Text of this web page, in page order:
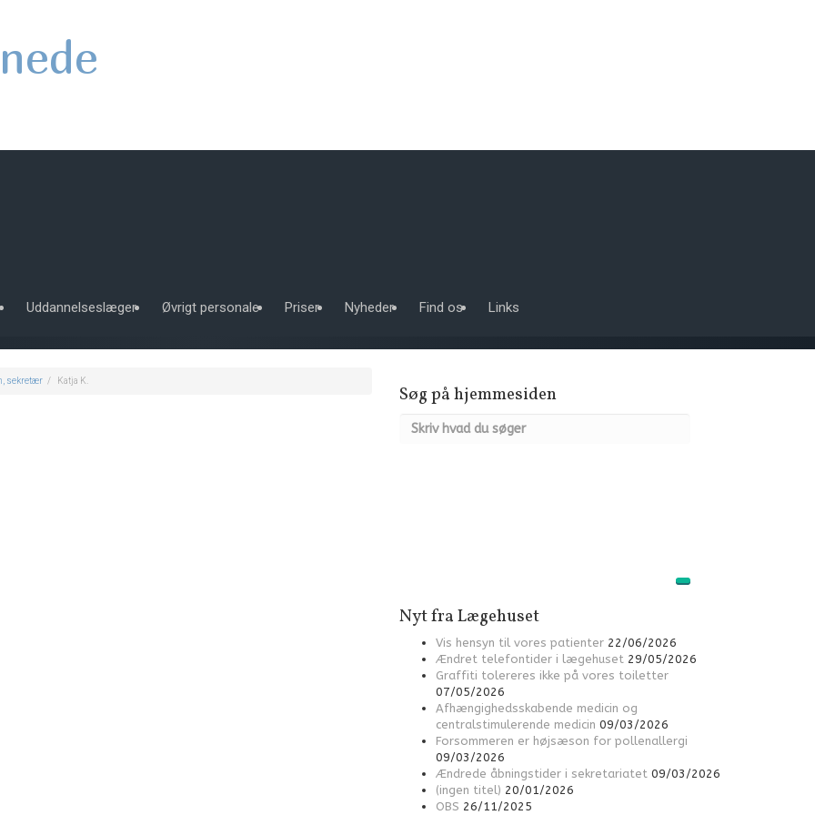
Uddannelseslæger Øvrigt personale Priser Nyheder Find os Links
sekretær Katja K.
Søg på hjemmesiden
Nyt fra Lægehuset
Vis hensyn til vores patienter 22/06/2026
Ændret telefontider i lægehuset 29/05/2026
Graffiti tolereres ikke på vores toiletter
07/05/2026
Afhængighedsskabende medicin og
centralstimulerende medicin 09/03/2026
Forsommeren er højsæson for pollenallergi
09/03/2026
Ændrede åbningstider i sekretariatet 09/03/2026
(ingen titel) 20/01/2026
OBS 26/11/2025